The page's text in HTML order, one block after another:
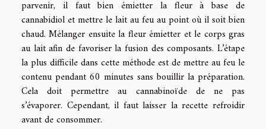
parvenir, il faut bien émietter la fleur à base de
cannabidiol et mettre le lait au feu au point où il soit bien
chaud. Mélanger ensuite la fleur émietter et le corps gras
au lait afin de favoriser la fusion des composants. L’étape
la plus difficile dans cette méthode est de mettre au feu le
contenu pendant 60 minutes sans bouillir la préparation.
Cela doit permettre au cannabinoïde de ne pas
s’évaporer. Cependant, il faut laisser la recette refroidir
avant de consommer.